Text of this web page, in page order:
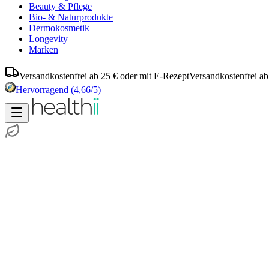
Beauty & Pflege
Bio- & Naturprodukte
Dermokosmetik
Longevity
Marken
Versandkostenfrei ab 25 € oder mit E-RezeptVersandkostenfrei
Hervorragend (4,66/5)